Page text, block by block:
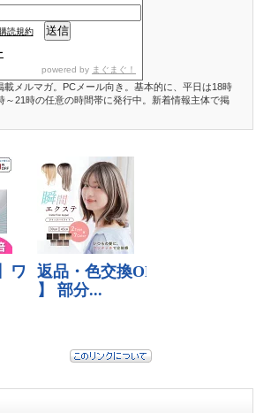
読規約
powered by まぐまぐ！
載メルマガ。PCメール向き。基本的に、平日は18時
～21時の任意の時間帯に発行中。新着情報主体で掲